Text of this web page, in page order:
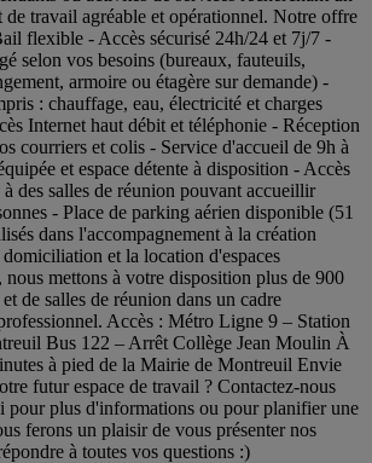
de travail agréable et opérationnel. Notre offre
flexible - Accès sécurisé 24h/24 et 7j/7 -
selon vos besoins (bureaux, fauteuils,
armoire ou étagère sur demande) -
: chauffage, eau, électricité et charges
Internet haut débit et téléphonie - Réception
courriers et colis - Service d'accueil de 9h à
et espace détente à disposition - Accès
des salles de réunion pouvant accueillir
- Place de parking aérien disponible (51
dans l'accompagnement à la création
et la location d'espaces
nous mettons à votre disposition plus de 900
de salles de réunion dans un cadre
Accès : Métro Ligne 9 – Station
Bus 122 – Arrêt Collège Jean Moulin À
à pied de la Mairie de Montreuil Envie
futur espace de travail ? Contactez-nous
pour plus d'informations ou pour planifier une
ferons un plaisir de vous présenter nos
à toutes vos questions :)